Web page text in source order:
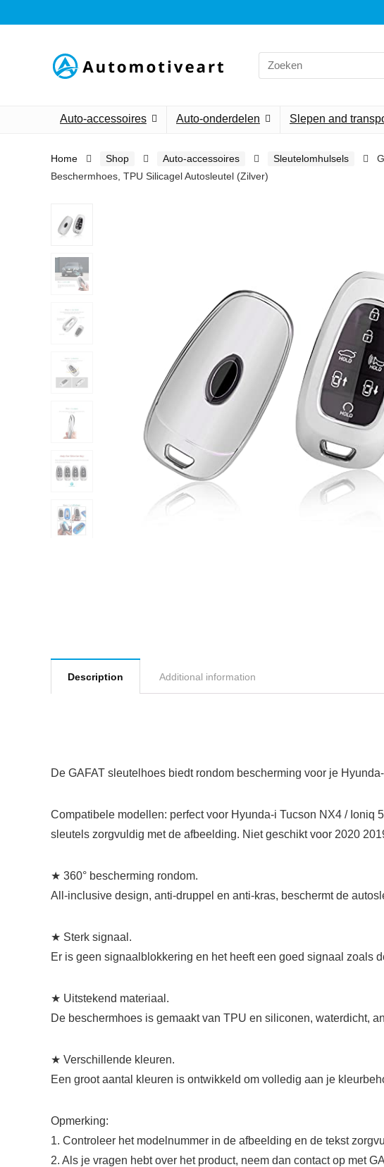
Search
for:
Auto-accessoires Auto-onderdelen Slepen and
Home Shop Auto-accessoires Sleutelomhulsels
Beschermhoes, TPU Silicagel Autosleutel (Zilver)
Description Additional information
De GAFAT sleutelhoes biedt rondom bescherming voor je
Compatibele modellen: perfect voor Hyunda-i Tucson NX4 / Ioniq
sleutels zorgvuldig met de afbeelding. Niet geschikt voor 2020
★ 360° bescherming rondom.
All-inclusive design, anti-druppel en anti-kras, beschermt de
★ Sterk signaal.
Er is geen signaalblokkering en het heeft een goed signaal zoals
★ Uitstekend materiaal.
De beschermhoes is gemaakt van TPU en siliconen, waterdicht,
★ Verschillende kleuren.
Een groot aantal kleuren is ontwikkeld om volledig aan je
Opmerking:
1. Controleer het modelnummer in de afbeelding en de tekst
2. Als je vragen hebt over het product, neem dan contact op met